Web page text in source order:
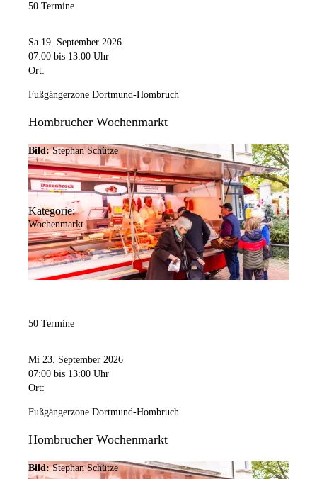
50 Termine
Sa 19. September 2026
07:00 bis 13:00 Uhr
Ort:
Fußgängerzone Dortmund-Hombruch
Hombrucher Wochenmarkt
Bild: Stephan Schütze
Kategorie:
Wochenmarkt
50 Termine
Mi 23. September 2026
07:00 bis 13:00 Uhr
Ort:
Fußgängerzone Dortmund-Hombruch
Hombrucher Wochenmarkt
Bild: Stephan Schütze